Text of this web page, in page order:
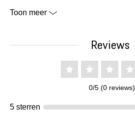
Toon meer
Reviews
0/5 (0 reviews)
5 sterren